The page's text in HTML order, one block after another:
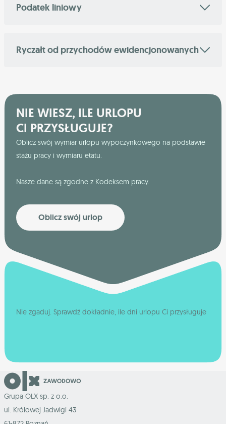
Podatek liniowy
Ryczałt od przychodów ewidencjonowanych
NIE WIESZ, ILE URLOPU
CI PRZYSŁUGUJE?
Oblicz swój wymiar urlopu wypoczynkowego na podstawie
stażu pracy i wymiaru etatu.
Nasze dane są zgodne z Kodeksem pracy.
Oblicz swój urlop
Nie zgaduj. Sprawdź dokładnie, ile dni urlopu Ci przysługuje
Grupa OLX sp. z o.o.
ul. Królowej Jadwigi 43
61-872 Poznań